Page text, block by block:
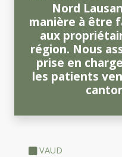
Nord
manière à être
aux
région. Nous
prise en
les patients
VAUD